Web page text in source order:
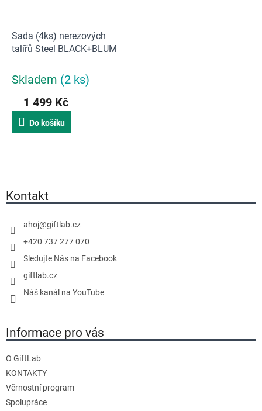
Sada (4ks) nerezových
talířů Steel BLACK+BLUM
Skladem (2 ks)
1 499 Kč
Do košíku
Kontakt
ahoj@giftlab.cz
+420 737 277 070
Sledujte Nás na Facebook
giftlab.cz
Náš kanál na YouTube
Informace pro vás
O GiftLab
KONTAKTY
Věrnostní program
Spolupráce